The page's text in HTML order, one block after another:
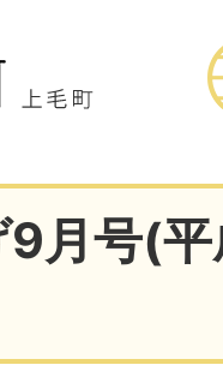
9月号(